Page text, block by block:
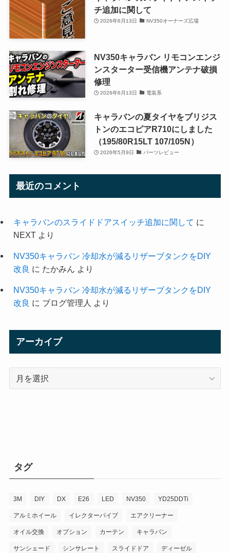
チ追加に関して
2026年6月13日 NV350オーナーズ広場
NV350キャラバン リモコンエンジ
ンスターター受信機アンテナ破損
修理
2026年6月13日 電装系
キャラバンの夏タイヤをブリジス
トンのエコピアR710にしました
（195/80R15LT 107/105N）
2026年5月9日 パーツレビュー
最近のコメント
キャラバンのスライドドアスイッチ追加に関して に
NEXTより
NV350キャラバン 冷却水が減るリザーブタンクをDIY
改良 に たかみん より
NV350キャラバン 冷却水が減るリザーブタンクをDIY
改良 に ブログ管理人 より
アーカイブ
タグ
3M DIY DX E26 LED NV350 YD25DDTi
アルミホイール イレクターパイプ エアクリーナー
オイル交換 オプション カーテン キャラバン
サンシェード シンサレート スライドドア ディーゼル